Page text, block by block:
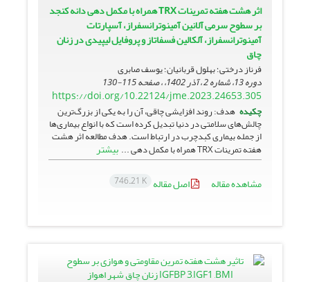
اثر هشت هفته تمرینات TRX همراه با مکمل دهی دانه کنجد
بر سطوح سرمی آلانین آمینوترانسفراز، آسپارتات
آمینوترانسفراز، آلکالین فسفاتاز و پروفایل لیپیدی در زنان
چاق
فرناز درختی؛ بهلول قربانیان؛ یوسف صابری
دوره 13، شماره 2 ، آذر 1402، ، صفحه 115-130
https://doi.org/10.22124/jme.2023.24653.305
چکیده هدف: روند افزایشی چاقی، آن را به یکی از بزرگ‌ترین
چالش‌های سلامتی در دنیا تبدیل کرده است که با انواع بیماری‌ها
از جمله بیماری کبدچرب در ارتباط است. هدف مطالعه اثر هشت
هفته تمرینات TRX همراه با مکمل دهی ...
بیشتر
مشاهده مقاله
اصل مقاله 746.21 K